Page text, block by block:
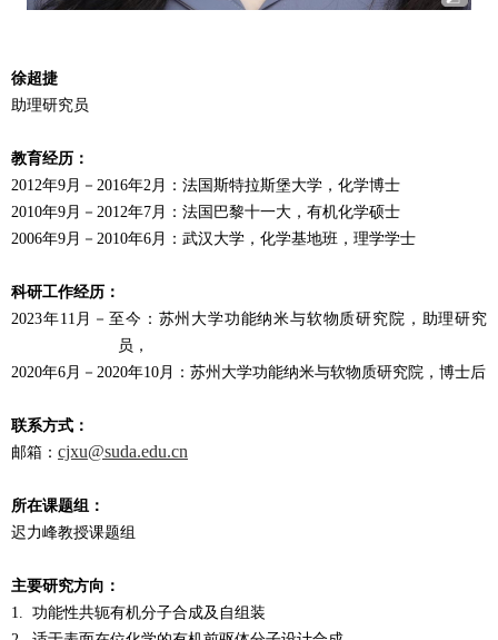
徐超捷
助理研究员
教育经历：
2012年9 月－ 2016年2 月：法国斯特拉斯堡大学，化学博士
2010年9 月－ 2012年7 月：法国巴黎十一大，有机化学硕士
2006年9 月－ 2010年6 月：武汉大学，化学基地班，理学学士
科研工作经历：
2023年11 月－至今：苏州大学功能纳米与软物质研究院，助理研究
员，
2020年6 月－ 2020年10 月：苏州大学功能纳米与软物质研究院，博士后
联系方式：
邮箱： cjxu@suda.edu.cn
所在课题组：
迟力峰教授课题组
主要研究方向：
1.
功能性共轭有机分子合成及自组装